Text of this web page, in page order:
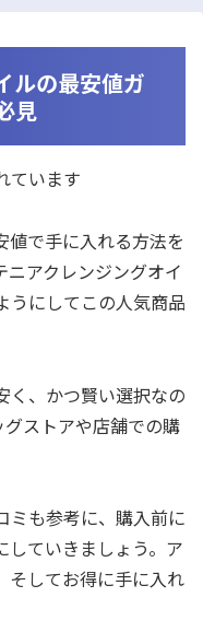
ルの最安値ガ
見
ています
値で手に入れる方法を
ニアクレンジングオイ
うにしてこの人気商品
く、かつ賢い選択なの
ストアや店舗での購
ミも参考に、購入前に
していきましょう。ア
そしてお得に手に入れ